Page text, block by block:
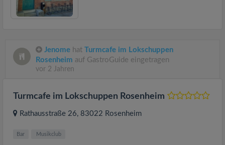
Jenome hat Turmcafe im Lokschuppen
Rosenheim auf GastroGuide eingetragen
vor 2 Jahren
Turmcafe im Lokschuppen Rosenheim
Rathausstraße 26, 83022 Rosenheim
Bar Musikclub